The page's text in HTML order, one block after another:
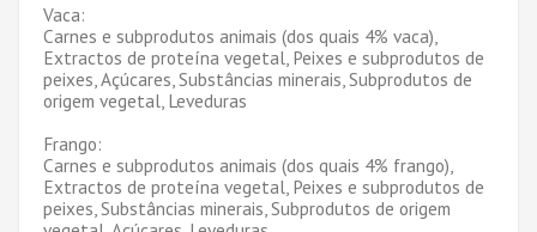
Vaca:
Carnes e subprodutos animais (dos quais 4% vaca),
Extractos de proteína vegetal, Peixes e subprodutos de
peixes, Açúcares, Substâncias minerais, Subprodutos de
origem vegetal, Leveduras
Frango:
Carnes e subprodutos animais (dos quais 4% frango),
Extractos de proteína vegetal, Peixes e subprodutos de
peixes, Substâncias minerais, Subprodutos de origem